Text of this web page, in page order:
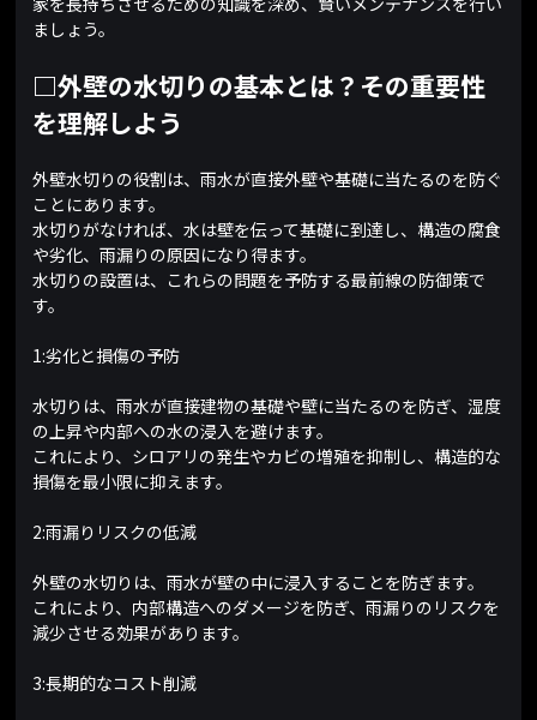
ましょう。
□外壁の水切りの基本とは？その重要性
を理解しよう
外壁水切りの役割は、雨水が直接外壁や基礎に当たるのを防ぐ
ことにあります。
水切りがなければ、水は壁を伝って基礎に到達し、構造の腐食
や劣化、雨漏りの原因になり得ます。
水切りの設置は、これらの問題を予防する最前線の防御策で
す。
1:劣化と損傷の予防
水切りは、雨水が直接建物の基礎や壁に当たるのを防ぎ、湿度
の上昇や内部への水の浸入を避けます。
これにより、シロアリの発生やカビの増殖を抑制し、構造的な
損傷を最小限に抑えます。
2:雨漏りリスクの低減
外壁の水切りは、雨水が壁の中に浸入することを防ぎます。
これにより、内部構造へのダメージを防ぎ、雨漏りのリスクを
減少させる効果があります。
3:長期的なコスト削減